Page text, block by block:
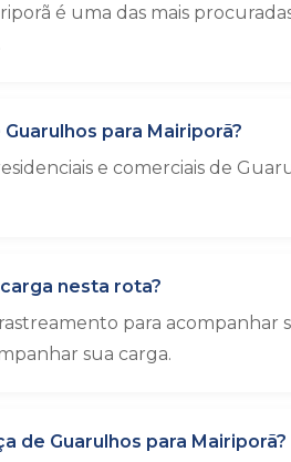
é uma das mais
para Mairiporã?
e comerciais de
nesta rota?
para
sua carga.
de Guarulhos para Mairiporã?